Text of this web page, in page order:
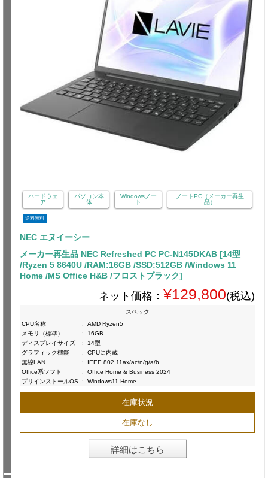
ハードウェ
ア
パソコン本
体
Windowsノー
ト
ノートPC（メーカー再生
品）
送料無料
NEC エヌイーシー
メーカー再生品 NEC Refreshed PC PC-N145DKAB [14型
/Ryzen 5 8640U /RAM:16GB /SSD:512GB /Windows 11
Home /MS Office H&B /フロストブラック]
ネット価格： ¥129,800(税込)
スペック
CPU名称
:
AMD Ryzen5
メモリ（標準）
:
16GB
ディスプレイサイズ
:
14型
グラフィック機能
:
CPUに内蔵
無線LAN
:
IEEE 802.11ax/ac/n/g/a/b
Office系ソフト
:
Office Home & Business 2024
プリインストールOS : Windows11 Home
在庫状況
在庫なし
詳細はこちら